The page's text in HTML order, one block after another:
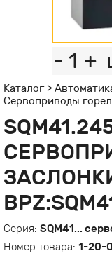
- 1 +
Каталог>
Сервоприводы
Серия: SQM41...
Номер товара: 1-20-